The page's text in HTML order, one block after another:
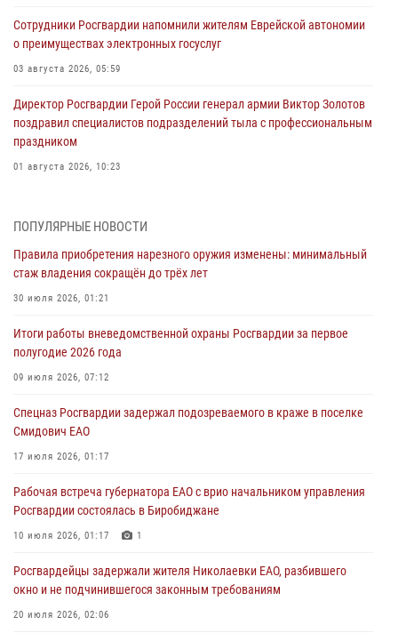
Сотрудники Росгвардии напомнили жителям Еврейской автономии
о преимуществах электронных госуслуг
03 августа 2026, 05:59
Директор Росгвардии Герой России генерал армии Виктор Золотов
поздравил специалистов подразделений тыла с профессиональным
праздником
01 августа 2026, 10:23
Российской Федерации
В Росгвардии вспоминают российских воинов, погибших в Первой
мировой войне 1914-1918 годов
Внесены изменения в правила проведения контрольного отстрела
гражданского оружия
Правила приобретения нарезного оружия изменены: минимальный
стаж владения сокращён до трёх лет
ПОПУЛЯРНЫЕ НОВОСТИ
Правила приобретения нарезного оружия изменены: минимальный
стаж владения сокращён до трёх лет
30 июля 2026, 01:21
Итоги работы вневедомственной охраны Росгвардии за первое
полугодие 2026 года
09 июля 2026, 07:12
Спецназ Росгвардии задержал подозреваемого в краже в поселке
Смидович ЕАО
17 июля 2026, 01:17
Рабочая встреча губернатора ЕАО с врио начальником управления
Росгвардии состоялась в Биробиджане
10 июля 2026, 01:17 1
Росгвардейцы задержали жителя Николаевки ЕАО, разбившего
окно и не подчинившегося законным требованиям
20 июля 2026, 02:06